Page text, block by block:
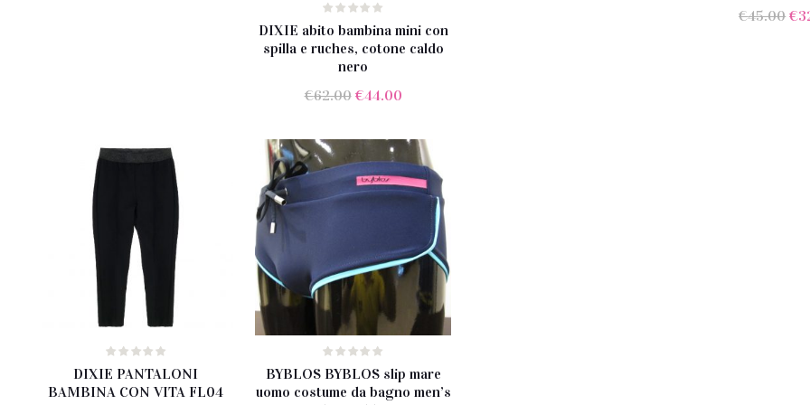
DIXIE abito bambina mini con
spilla e ruches, cotone caldo
nero
€62.00 Il
originale
era:
€62.00.
€44.00Il
attuale
è:
€44.00.
€45.00Il
€
DIXIE PANTALONI
BAMBINA CON VITA FL04
BYBLOS BYBLOS slip mare
uomo costume da bagno men’s